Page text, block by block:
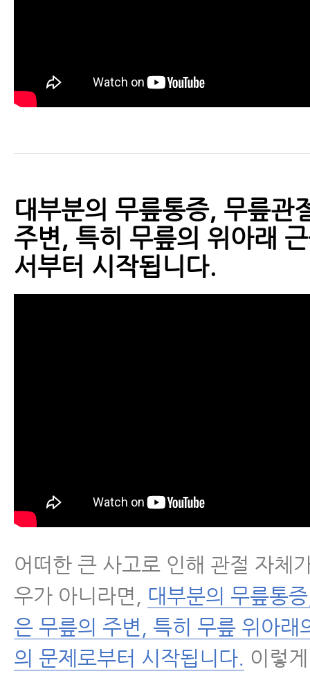
대부분의 무릎통증, 무릎관
주변, 특히 무릎의 위아래
서부터 시작됩니다.
어떠한 큰 사고로 인해 관절 자체
우가 아니라면, 대부분의 무릎통
은 무릎의 주변, 특히 무릎 위아래
의 문제로부터 시작됩니다. 이렇